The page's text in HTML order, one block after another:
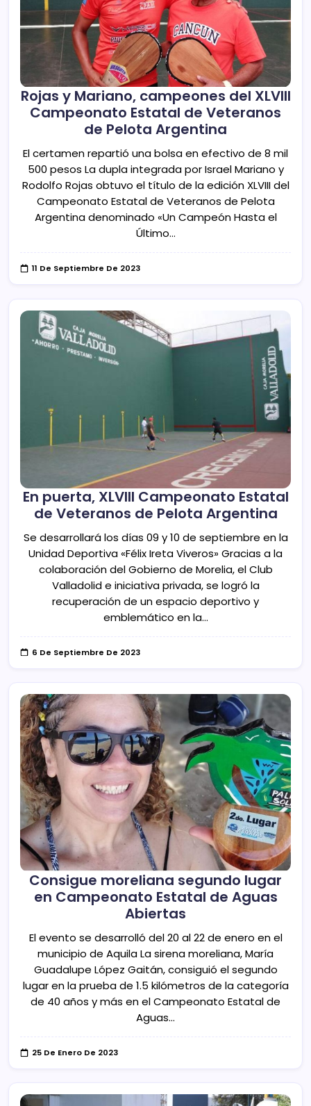
Rojas y Mariano, campeones del XLVIII
Campeonato Estatal de Veteranos
de Pelota Argentina
El certamen repartió una bolsa en efectivo de 8 mil
500 pesos La dupla integrada por Israel Mariano y
Rodolfo Rojas obtuvo el título de la edición XLVIII del
Campeonato Estatal de Veteranos de Pelota
Argentina denominado «Un Campeón Hasta el
Último…
11 De Septiembre De 2023
En puerta, XLVIII Campeonato Estatal
de Veteranos de Pelota Argentina
Se desarrollará los días 09 y 10 de septiembre en la
Unidad Deportiva «Félix Ireta Viveros» Gracias a la
colaboración del Gobierno de Morelia, el Club
Valladolid e iniciativa privada, se logró la
recuperación de un espacio deportivo y
emblemático en la…
6 De Septiembre De 2023
Consigue moreliana segundo lugar
en Campeonato Estatal de Aguas
Abiertas
El evento se desarrolló del 20 al 22 de enero en el
municipio de Aquila La sirena moreliana, María
Guadalupe López Gaitán, consiguió el segundo
lugar en la prueba de 1.5 kilómetros de la categoría
de 40 años y más en el Campeonato Estatal de
Aguas…
25 De Enero De 2023